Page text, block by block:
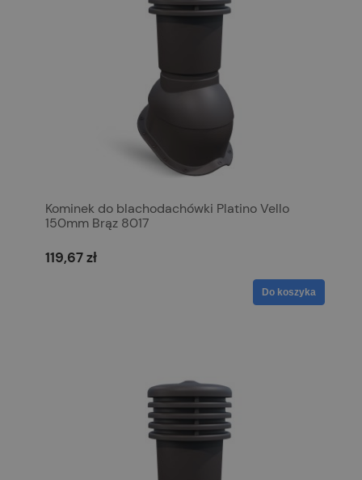
Kominek do blachodachówki Platino Vello
150mm Brąz 8017
119,67 zł
Do koszyka